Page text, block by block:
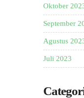
Oktober
September
Agustus
Juli 2023